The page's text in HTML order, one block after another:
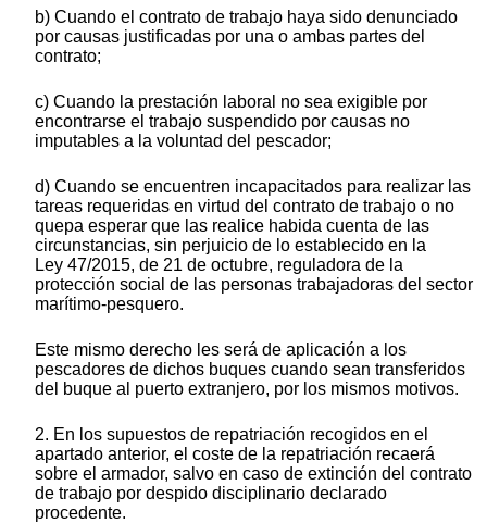
b) Cuando el contrato de trabajo haya sido denunciado
por causas justificadas por una o ambas partes del
contrato;
c) Cuando la prestación laboral no sea exigible por
encontrarse el trabajo suspendido por causas no
imputables a la voluntad del pescador;
d) Cuando se encuentren incapacitados para realizar las
tareas requeridas en virtud del contrato de trabajo o no
quepa esperar que las realice habida cuenta de las
circunstancias, sin perjuicio de lo establecido en la
Ley 47/2015, de 21 de octubre, reguladora de la
protección social de las personas trabajadoras del sector
marítimo-pesquero.
Este mismo derecho les será de aplicación a los
pescadores de dichos buques cuando sean transferidos
del buque al puerto extranjero, por los mismos motivos.
2. En los supuestos de repatriación recogidos en el
apartado anterior, el coste de la repatriación recaerá
sobre el armador, salvo en caso de extinción del contrato
de trabajo por despido disciplinario declarado
procedente.